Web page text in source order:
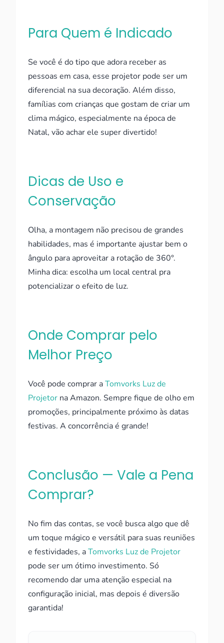
Para Quem é Indicado
Se você é do tipo que adora receber as
pessoas em casa, esse projetor pode ser um
diferencial na sua decoração. Além disso,
famílias com crianças que gostam de criar um
clima mágico, especialmente na época de
Natal, vão achar ele super divertido!
Dicas de Uso e
Conservação
Olha, a montagem não precisou de grandes
habilidades, mas é importante ajustar bem o
ângulo para aproveitar a rotação de 360°.
Minha dica: escolha um local central pra
potencializar o efeito de luz.
Onde Comprar pelo
Melhor Preço
Você pode comprar aTomvorks Luz de
Projetor na Amazon. Sempre fique de olho em
promoções, principalmente próximo às datas
festivas. A concorrência é grande!
Conclusão — Vale a Pena
Comprar?
No fim das contas, se você busca algo que dê
um toque mágico e versátil para suas reuniões
e festividades, aTomvorks Luz de Projetor
pode ser um ótimo investimento. Só
recomendo dar uma atenção especial na
configuração inicial, mas depois é diversão
garantida!